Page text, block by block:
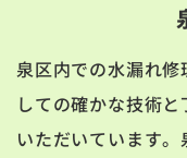
泉区内での水漏れ
しての確かな技術
いただいています